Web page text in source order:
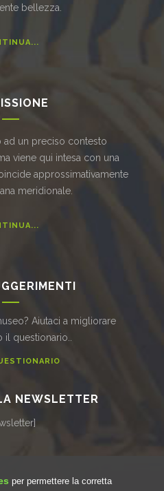
bellezza.
ad un preciso contesto
viene qui intesa con una
approssimativamente
meridionale.
Aiutaci a migliorare
questionario..
NEWSLETTER
per permettere la corretta